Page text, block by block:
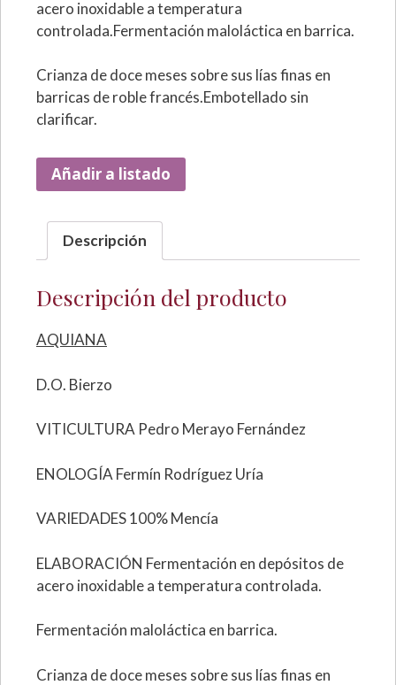
acero inoxidable a temperatura
controlada.Fermentación maloláctica en barrica.
Crianza de doce meses sobre sus lías finas en
barricas de roble francés.Embotellado sin
clarificar.
Añadir a listado
Descripción
Descripción del producto
AQUIANA
D.O. Bierzo
VITICULTURA Pedro Merayo Fernández
ENOLOGÍA Fermín Rodríguez Uría
VARIEDADES 100% Mencía
ELABORACIÓN Fermentación en depósitos de
acero inoxidable a temperatura controlada.
Fermentación maloláctica en barrica.
Crianza de doce meses sobre sus lías finas en